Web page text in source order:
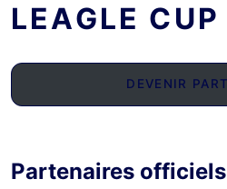
LEAGLE CUP
DEVENIR
Partenaires